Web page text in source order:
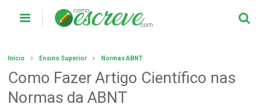
Início Ensino Superior Normas ABNT
Como Fazer Artigo Científico nas
Normas da ABNT